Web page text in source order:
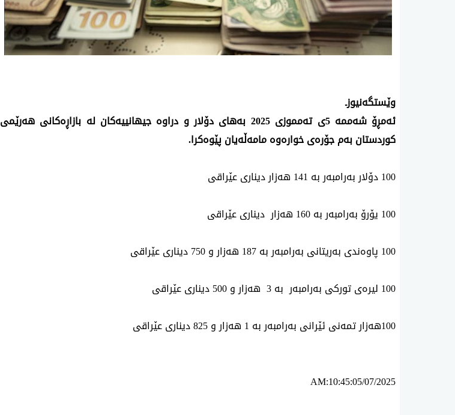
‌‌‌‌‌‌‌‌وێستگه‌نیوزـ
ئه‌مڕۆ شه‌ممه‌ 5ی ته‌مموزی 2025 به‌های دۆلار و دراوه‌ جیهانییه‌كان له‌ بازاڕه‌كانی هه‌رێمی
كوردستان به‌م جۆره‌ی خواره‌وه‌ مامه‌ڵه‌یان پێوه‌كرا.
100 دۆلار به‌رامبه‌ر به‌ 141 هه‌زار دیناری عێراقی
100 یۆرۆ به‌رامبه‌ر به‌ 160 هه‌زار دیناری عێراقی
100 پاوه‌ندی به‌ریتانی به‌رامبه‌ر به‌ 187 هه‌زار و 750 دیناری عێراقی
100 لیره‌ی‌ توركی‌ به‌رامبه‌ر به‌ 3 هه‌زار و 500 دیناری‌ عێراقی‌
100ھه‌زار تمه‌نی ئێرانی به‌رامبه‌ر به‌ 1 هه‌زار و 825 دیناری عێراقی
AM:10:45:05/07/2025